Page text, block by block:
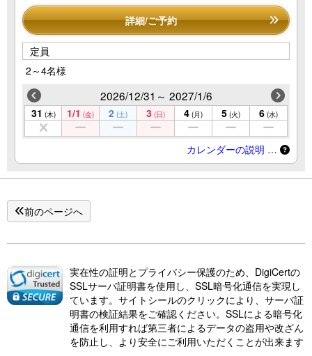
詳細/ご予約
定員
2～4名様
2026/12/31～ 2027/1/6
31 (木) 1/1 (金) 2 (土) 3 (日) 4 (月) 5 (火) 6 (水)
カレンダーの説明 …
前のページへ
実在性の証明とプライバシー保護のため、DigiCertの
SSLサーバ証明書を使用し、SSL暗号化通信を実現し
ています。サイトシールのクリックにより、サーバ証
明書の検証結果をご確認ください。SSLによる暗号化
通信を利用すれば第三者によるデータの盗用や改ざん
を防止し、より安全にご利用いただくことが出来ます